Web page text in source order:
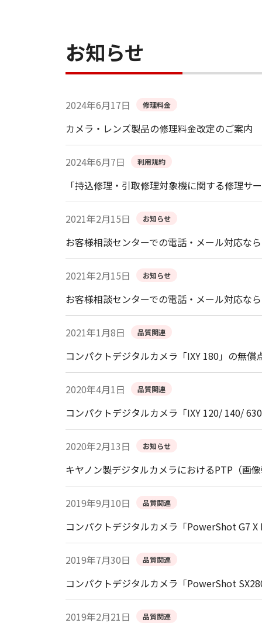
お知らせ
2024年6月17日 修理料金
カメラ・レンズ製品の修理料金改定のご案内
2024年6月7日 利用規約
「持込修理・引取修理対象機に関する修理
2021年2月15日 お知らせ
お客様相談センターでの電話・メール対応な
2021年2月15日 お知らせ
お客様相談センターでの電話・メール対応な
2021年1月8日 品質関連
コンパクトデジタルカメラ「IXY 180」の無償
2020年4月1日 品質関連
コンパクトデジタルカメラ「IXY 120/ 140/
2020年2月13日 お知らせ
キヤノン製デジタルカメラにおけるPTP（画
2019年9月10日 品質関連
コンパクトデジタルカメラ「PowerShot G7
2019年7月30日 品質関連
コンパクトデジタルカメラ「PowerShot
2019年2月21日 品質関連